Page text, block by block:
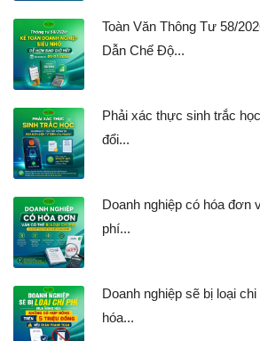
Toàn Văn Thông Tư 58/
Dẫn Chế Độ...
Phải xác thực sinh trắc
đổi...
Doanh nghiệp có hóa đơn
phí...
Doanh nghiệp sẽ bị loại
hóa...